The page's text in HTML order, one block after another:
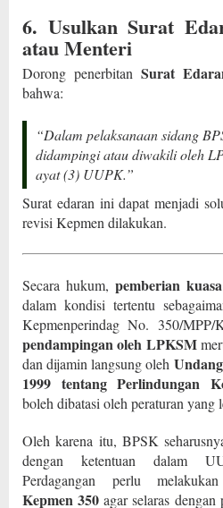
6. Usulkan Surat
atau Menteri
Dorong penerbitan Surat
bahwa:
“Dalam pelaksanaan sidang
didampingi atau diwakili oleh
ayat (3) UUPK.”
Surat edaran ini dapat menjadi
revisi Kepmen dilakukan.
Secara hukum, pemberian
dalam kondisi tertentu
Kepmenperindag No. 350/MPP/
pendampingan oleh LPKSM
dan dijamin langsung oleh
1999 tentang Perlindungan
boleh dibatasi oleh peraturan yang
Oleh karena itu, BPSK
dengan ketentuan dalam
Perdagangan perlu
Kepmen 350 agar selaras